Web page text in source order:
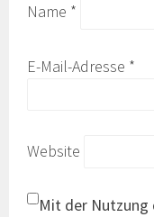
Name *
E-Mail-Adresse *
Website
Mit der Nutzung